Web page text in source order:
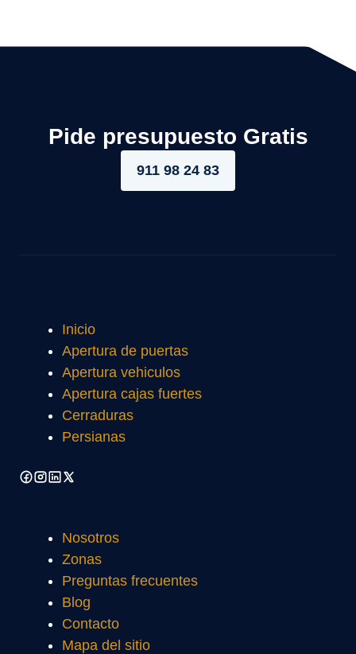
Pide presupuesto Gratis
911 98 24 83
Inicio
Apertura de puertas
Apertura vehiculos
Apertura cajas fuertes
Cerraduras
Persianas
Nosotros
Zonas
Preguntas frecuentes
Blog
Contacto
Mapa del sitio